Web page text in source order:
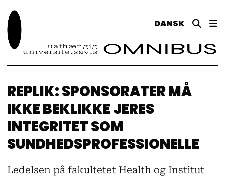
DANSK
REPLIK: SPONSORATER MÅ
IKKE BEKLIKKE JERES
INTEGRITET SOM
SUNDHEDSPROFESSIONELLE
Ledelsen på fakultetet Health og Institut